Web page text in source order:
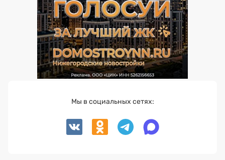
Мы в социальных сетях: